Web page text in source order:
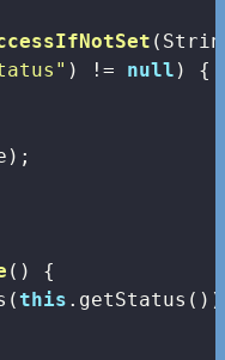
) != null ) {
()
{
this